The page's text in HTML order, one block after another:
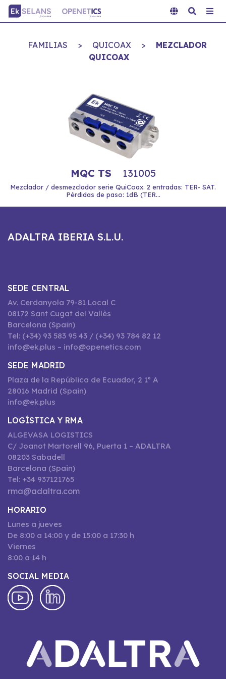
FAMILIAS > QUICOAX >
MEZCLADOR
QUICOAX
MQC TS 131005
Mezclador / desmezclador serie QuiCoax. 2 entradas: TER- SAT.
Pérdidas de paso: 1dB (TER...
ADALTRA IBERIA S.L.U.
SEDE CENTRAL
Av. Cerdanyola 79-81 Local C
08172 Sant Cugat del Vallès
Barcelona (Spain)
Tel: (+34) 93 583 95 43 / (+34) 93 784 82 12
info@ek.plus – info@openetics.com
SEDE MADRID
Plaza de la República de Ecuador, 2 1º A
28016 Madrid (Spain)
info@ek.plus
LOGÍSTICA Y RMA
ALGEVASA LOGISTICS
C/ Joanot Martorell 96, Puerta 1 – ADALTRA
08203 Sabadell
Barcelona (Spain)
Tel: +34 937121765
rma@adaltra.com
HORARIO
Lunes a jueves
De 8:00 a 14:00 y de 15:00 a 17:30 h
Viernes
8:00 a 14 h
SOCIAL MEDIA